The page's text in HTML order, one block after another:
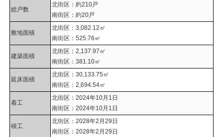
総戸数
北街区：約210戸
南街区：約20戸
敷地面積
北街区：3,082.12㎡
南街区：525.76㎡
建築面積
北街区：2,137.97㎡
南街区：381.10㎡
延床面積
北街区：30,133.75㎡
南街区：2,694.54㎡
着工
北街区：2024年10月1日
南街区：2024年10月1日
竣工
北街区：2028年2月29日
南街区：2028年2月29日